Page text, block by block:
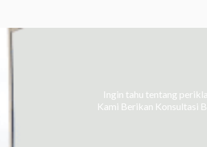
Ingin tahu tentang
Kami Berikan Konsultasi